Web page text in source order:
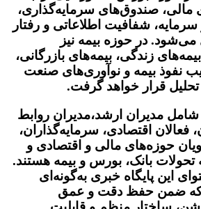
مالی، صندوق‌های سرمایه‌گذاری،
سرمایه، شفافیت اطلاعاتی و رفتار
می‌شود. در حوزه بیمه نیز
زندگی، بیمه‌های بازرگانی،
نفوذ بیمه و نوآوری‌های صنعت
قرار خواهد گرفت.
مدیران ارشد،مدیران روابط
اقتصادی، سرمایه‌گذاران،
حوزه‌های مالی و اقتصادی و
تحولات بانک، بورس و بیمه هستند.
این پایگاه خبری به‌گونه‌ای
ضمن حفظ دقت و عمق